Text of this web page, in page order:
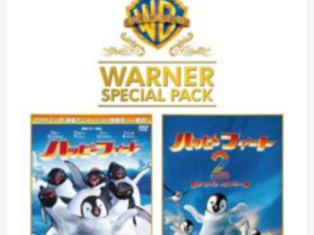
ス
ペ
シ
ャ
ル・
パ
ッ
ク
（初
回
仕
様
ブ
ル
ー
レ
イ
デ
ィ